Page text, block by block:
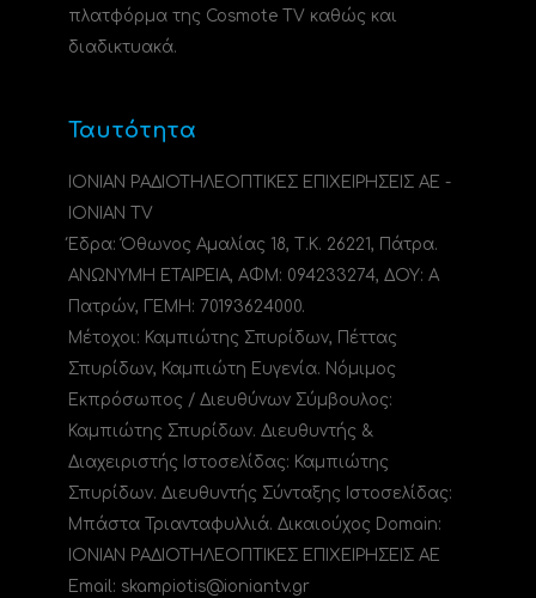
πλατφόρμα της Cosmote TV καθώς και
διαδικτυακά.
Ταυτότητα
ΙΟΝΙΑΝ ΡΑΔΙΟΤΗΛΕΟΠΤΙΚΕΣ ΕΠΙΧΕΙΡΗΣΕΙΣ ΑΕ -
IONIAN TV
Έδρα: Όθωνος Αμαλίας 18, Τ.Κ. 26221, Πάτρα.
ΑΝΩΝΥΜΗ ΕΤΑΙΡΕΙΑ, ΑΦΜ: 094233274, ΔΟΥ: A
Πατρών, ΓΕΜΗ: 70193624000.
Μέτοχοι: Καμπιώτης Σπυρίδων, Πέττας
Σπυρίδων, Καμπιώτη Ευγενία. Νόμιμος
Εκπρόσωπος / Διευθύνων Σύμβουλος:
Καμπιώτης Σπυρίδων. Διευθυντής &
Διαχειριστής Ιστοσελίδας: Καμπιώτης
Σπυρίδων. Διευθυντής Σύνταξης Ιστοσελίδας:
Μπάστα Τριανταφυλλιά. Δικαιούχος Domain:
ΙΟΝΙΑΝ ΡΑΔΙΟΤΗΛΕΟΠΤΙΚΕΣ ΕΠΙΧΕΙΡΗΣΕΙΣ ΑΕ
Email: skampiotis@ioniantv.gr